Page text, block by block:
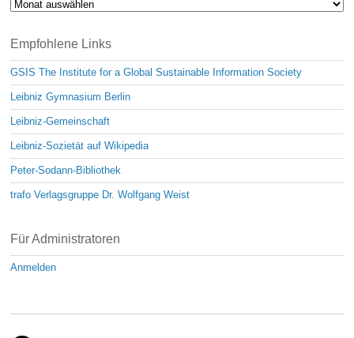
Archiv
Empfohlene Links
GSIS The Institute for a Global Sustainable Information Society
Leibniz Gymnasium Berlin
Leibniz-Gemeinschaft
Leibniz-Sozietät auf Wikipedia
Peter-Sodann-Bibliothek
trafo Verlagsgruppe Dr. Wolfgang Weist
Für Administratoren
Anmelden